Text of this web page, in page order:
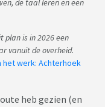
de taal leren en een
plan is in 2026 een
vanuit de overheid.
het werk: Achterhoek
heb gezien (en